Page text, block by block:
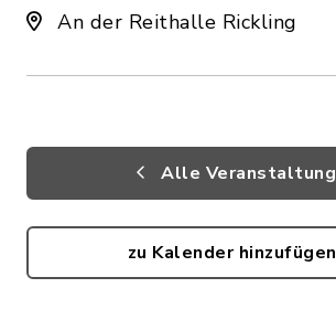
An der Reithalle Rickling
Alle
zu Kalender hinzufügen